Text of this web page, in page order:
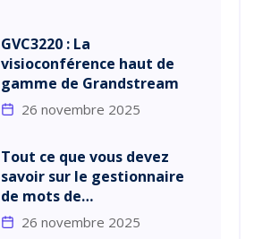
GVC3220 : La
visioconférence haut de
gamme de Grandstream
26 novembre 2025
Tout ce que vous devez
savoir sur le gestionnaire
de mots de…
26 novembre 2025